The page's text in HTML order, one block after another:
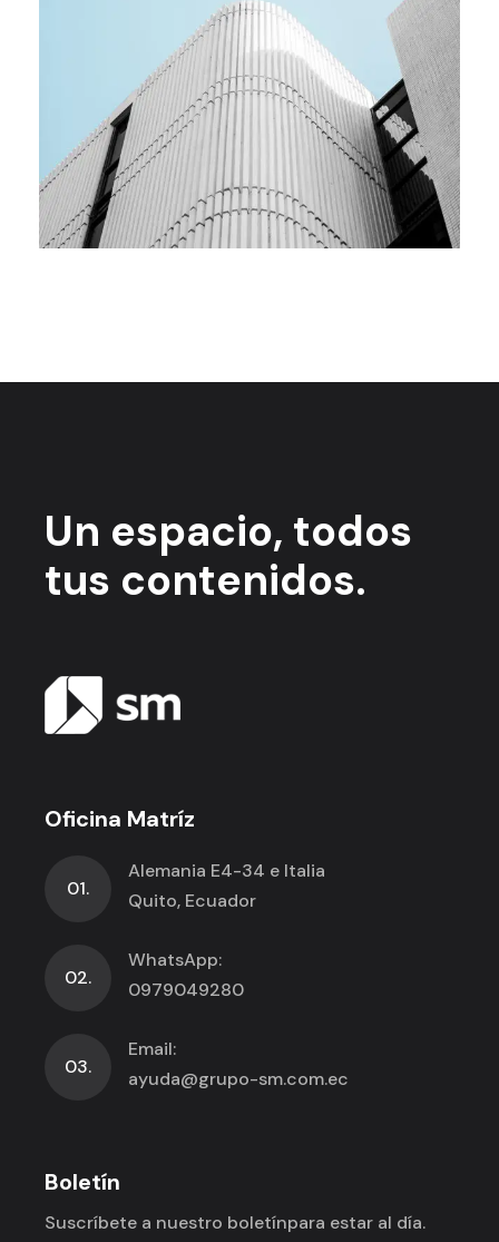
MEDIA
Team building
Un espacio, todos
tus contenidos.
Oficina Matríz
01.
Alemania E4-34 e Italia
Quito, Ecuador
02.
WhatsApp:
0979049280
03.
Email:
ayuda@grupo-sm.com.ec
Boletín
Suscríbete a nuestro boletínpara estar al día.